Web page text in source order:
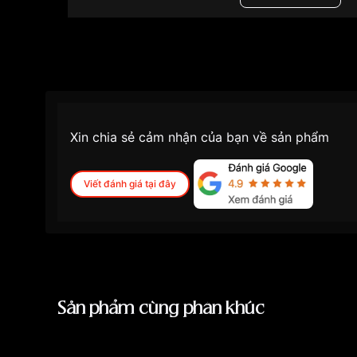
"Citizen 40mm
Xin chia sẻ cảm nhận của bạn về sản phẩm
Viết đánh giá tại đây
Sản phẩm cùng phân khúc